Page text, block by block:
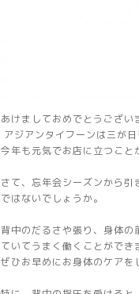
あけましておめでとうござい
アジアンタイフーンは三が日
今年も元気でお店に立つこと
さて、忘年会シーズンから
ではないでしょうか。
背中のだるさや張り、身体
ていてうまく働くことができ
ぜひお早めにお身体のケアを